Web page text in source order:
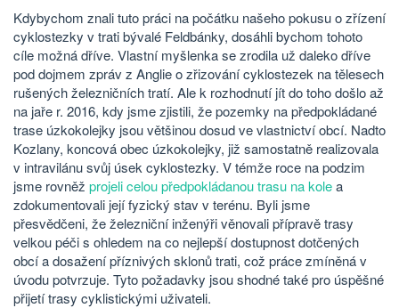
Kdybychom znali tuto práci na počátku našeho pokusu o zřízení
cyklostezky v trati bývalé Feldbánky, dosáhli bychom tohoto
cíle možná dříve. Vlastní myšlenka se zrodila už daleko dříve
pod dojmem zpráv z Anglie o zřizování cyklostezek na tělesech
rušených železničních tratí. Ale k rozhodnutí jít do toho došlo až
na jaře r. 2016, kdy jsme zjistili, že pozemky na předpokládané
trase úzkokolejky jsou většinou dosud ve vlastnictví obcí. Nadto
Kozlany, koncová obec úzkokolejky, již samostatně realizovala
v intravilánu svůj úsek cyklostezky. V témže roce na podzim
jsme rovněž projeli celou předpokládanou trasu na kolea
zdokumentovali její fyzický stav v terénu. Byli jsme
přesvědčeni, že železniční inženýři věnovali přípravě trasy
velkou péči s ohledem na co nejlepší dostupnost dotčených
obcí a dosažení příznivých sklonů trati, což práce zmíněná v
úvodu potvrzuje. Tyto požadavky jsou shodné také pro úspěšné
přijetí trasy cyklistickými uživateli.